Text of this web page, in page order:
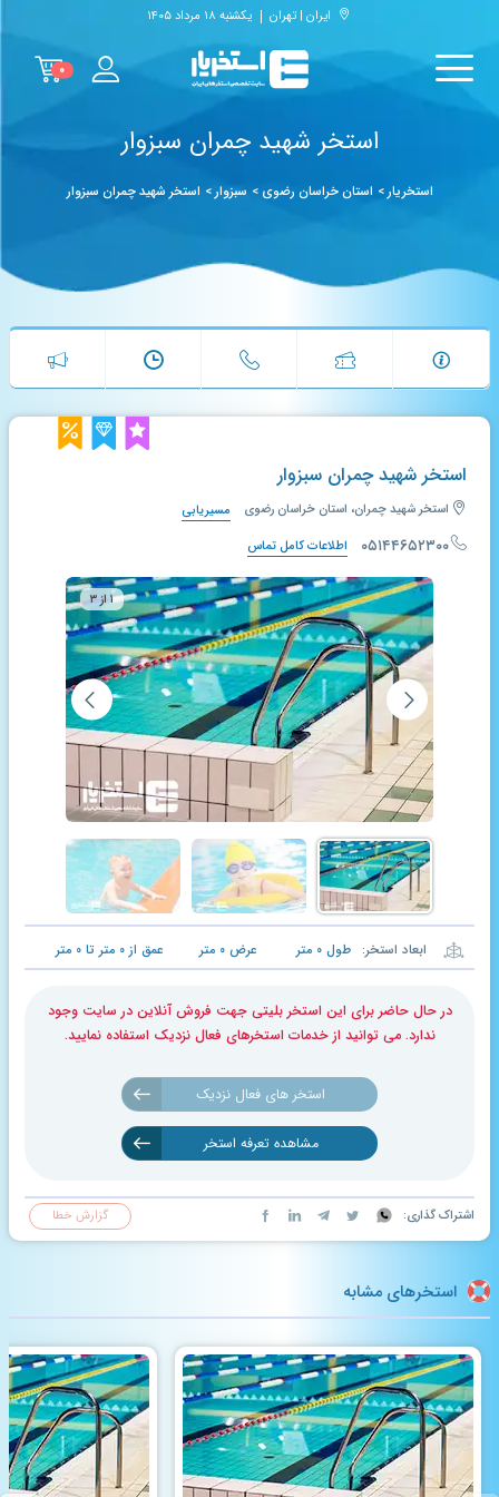
ایران | تهران یکشنبه ۱۸ مرداد ۱۴۰۵
۰
استخر شهید چمران سبزوار
استخریار> استان خراسان رضوی > سبزوار> استخر شهید چمران سبزوار
استخر شهید چمران سبزوار
استخر شهید چمران، استان خراسان رضوی مسیریابی
۰۵۱۴۴۶۵۲۳۰۰ اطلاعات کامل تماس
۱ از ۳
ابعاد استخر: طول ۰ متر عرض۰ متر عمق از۰ متر تا۰ متر
در حال حاضر برای این استخر بلیتی جهت فروش آنلاین در سایت وجود
ندارد. می توانید از خدمات استخرهای فعال نزدیک استفاده نمایید.
استخر های فعال نزدیک
مشاهده تعرفه استخر
اشتراک گذاری: گزارش خطا
استخرهای مشابه